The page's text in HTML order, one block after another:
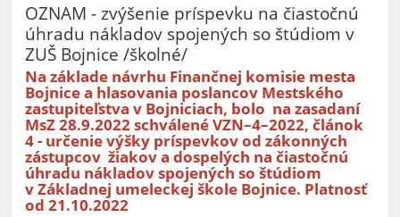
OZNAM - zvýšenie príspevku na čiastočnú
úhradu nákladov spojených so štúdiom v
ZUŠ Bojnice /školné/
Na základe návrhu Finančnej komisie mesta
Bojnice a hlasovania poslancov Mestského
zastupiteľstva v Bojniciach, bolo na zasadaní
MsZ 28.9.2022 schválené VZN–4–2022, článok
4 - určenie výšky príspevkov od zákonných
zástupcov žiakov a dospelých na čiastočnú
úhradu nákladov spojených so štúdiom
v Základnej umeleckej škole Bojnice. Platnosť
od 21.10.2022